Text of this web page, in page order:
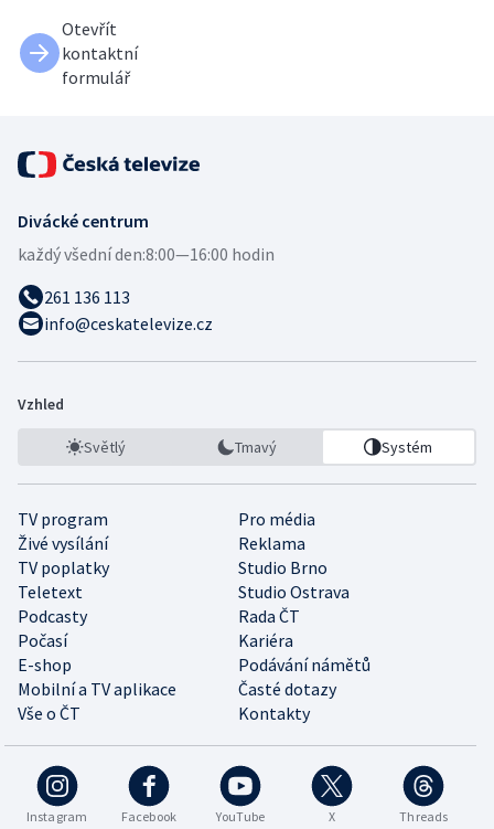
Otevřít
kontaktní
formulář
Divácké centrum
každý všední den:8:00—16:00 hodin
261 136 113
info@ceskatelevize.cz
Vzhled
Světlý Tmavý Systém
TV program
Pro média
Živé vysílání
Reklama
TV poplatky
Studio Brno
Teletext
Studio Ostrava
Podcasty
Rada ČT
Počasí
Kariéra
E-shop
Podávání námětů
Mobilní a TV aplikace
Časté dotazy
Vše o ČT
Kontakty
Instagram Facebook YouTube X Threads